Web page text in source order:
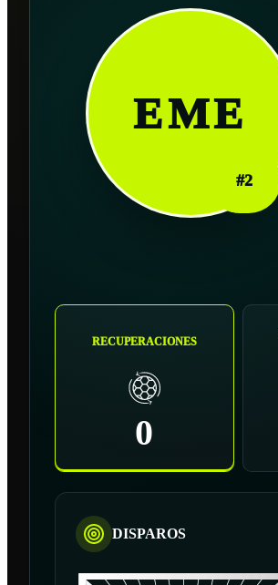
EME
#2
RECUPERACIONES
0
DISPAROS